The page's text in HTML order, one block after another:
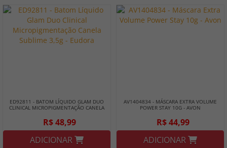
ED92811 - BATOM LÍQUIDO GLAM DUO
CLINICAL MICROPIGMENTAÇÃO CANELA
R$ 48,99
ADICIONAR
AV1404834 - MÁSCARA EXTRA VOLUME
POWER STAY 10G - AVON
R$ 44,99
ADICIONAR